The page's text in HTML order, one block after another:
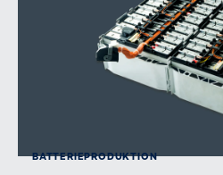
BATTERIE­PRODUKTION